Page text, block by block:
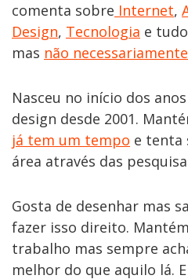
comenta sobre Internet,
Design, Tecnologia e
mas não
Nasceu no início dos
design desde 2001.
já tem um tempo e tenta
área através das
Gosta de desenhar mas
fazer isso direito. Mantém
trabalho mas sempre
melhor do que aquilo lá.